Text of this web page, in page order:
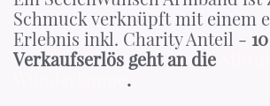
Schmuck verknüpft mit einem
Erlebnis inkl. Charity Anteil -
Verkaufserlös geht an die
.